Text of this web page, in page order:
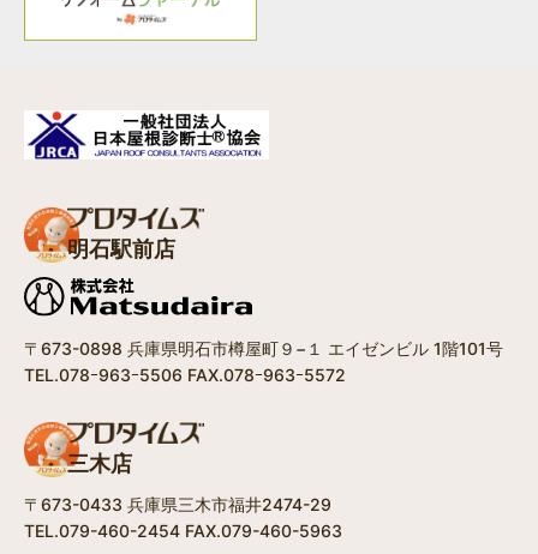
明石駅前店
〒673-0898 兵庫県明石市樽屋町９−１ エイゼンビル 1階101号
TEL.078ｰ963ｰ5506 FAX.078ｰ963ｰ5572
三木店
〒673-0433 兵庫県三木市福井2474-29
TEL.079-460-2454 FAX.079-460-5963